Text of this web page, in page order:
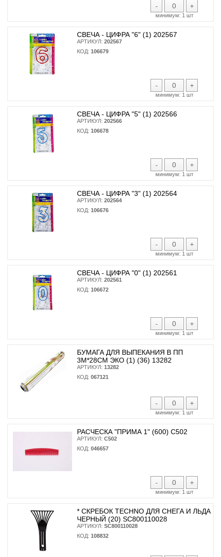
- +
минимум: 1 шт
СВЕЧА - ЦИФРА "6" (1) 202567
АРТИКУЛ: 202567
КОД: 106679
- +
минимум: 1 шт
СВЕЧА - ЦИФРА "5" (1) 202566
АРТИКУЛ: 202566
КОД: 106678
- +
минимум: 1 шт
СВЕЧА - ЦИФРА "3" (1) 202564
АРТИКУЛ: 202564
КОД: 106676
- +
минимум: 1 шт
СВЕЧА - ЦИФРА "0" (1) 202561
АРТИКУЛ: 202561
КОД: 106672
- +
минимум: 1 шт
БУМАГА ДЛЯ ВЫПЕКАНИЯ В ПП
3М*28СМ ЭКО (1) (36) 13282
АРТИКУЛ: 13282
КОД: 067121
- +
минимум: 1 шт
РАСЧЕСКА "ПРИМА 1" (600) С502
АРТИКУЛ: С502
КОД: 046657
- +
минимум: 1 шт
* CКРЕБОК TECHNO ДЛЯ СНЕГА И ЛЬДА
ЧЕРНЫЙ (20) SC800110028
АРТИКУЛ: SC800110028
КОД: 108832